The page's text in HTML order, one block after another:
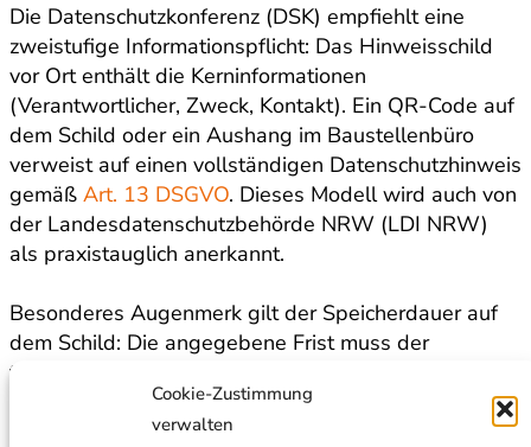
Cookie-Zustimmung
verwalten
Die Datenschutzkonferenz (DSK) empfiehlt eine
zweistufige Informationspflicht: Das Hinweisschild
vor Ort enthält die Kerninformationen
(Verantwortlicher, Zweck, Kontakt). Ein QR-Code auf
dem Schild oder ein Aushang im Baustellenbüro
verweist auf einen vollständigen Datenschutzhinweis
gemäß Art. 13 DSGVO. Dieses Modell wird auch von
der Landesdatenschutzbehörde NRW (LDI NRW)
als praxistauglich anerkannt.
Besonderes Augenmerk gilt der Speicherdauer auf
dem Schild: Die angegebene Frist muss der
tatsächlichen Praxis entsprechen. Wird auf dem
Schild eine Speicherdauer von 72 Stunden genannt,
die Aufnahmen jedoch standardmäßig sieben Tage